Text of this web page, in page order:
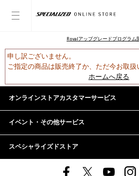
Rovalアップグレードプログラム
申し訳ございません。
ご指定の商品は販売終了か、ただ今お取扱
ホームへ戻る
オンラインストアカスタマーサービス
イベント・その他サービス
スペシャライズドストア